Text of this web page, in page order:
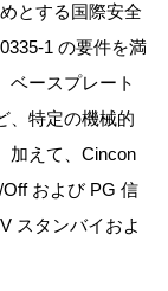
とする国際安全
1 の要件を満
ベースプレート
、特定の機械的
加えて、Cincon
および PG 信
スタンバイおよ